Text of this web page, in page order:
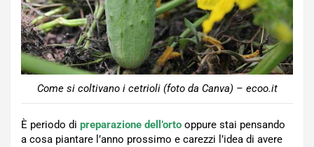
Come si coltivano i cetrioli (foto da Canva) – ecoo.it
È periodo di preparazione dell’orto oppure stai pensando
a cosa piantare l’anno prossimo e carezzi l’idea di avere